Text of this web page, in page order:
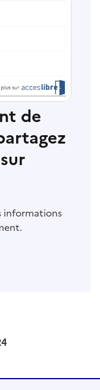
de
informations